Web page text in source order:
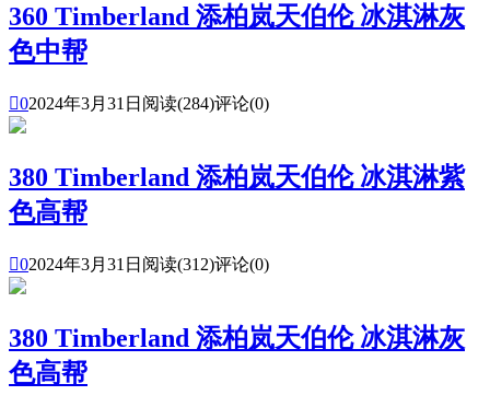
360 Timberland 添柏岚天伯伦 冰淇淋灰
色中帮
02024年3月31日 阅读(284)评论(0)
380 Timberland 添柏岚天伯伦 冰淇淋紫
色高帮
02024年3月31日 阅读(312)评论(0)
380 Timberland 添柏岚天伯伦 冰淇淋灰
色高帮